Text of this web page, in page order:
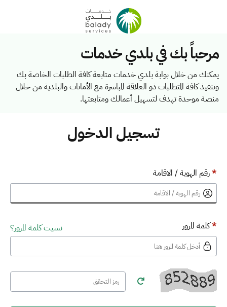
مرحباً بك في بلدي خدمات
يمكنك من خلال بوابة بلدي خدمات متابعة كافة الطلبات الخاصة بك
وتنفيذ كافة المتطلبات ذو العلاقة المباشرة مع الأمانات والبلدية من خلال
منصة موحدة تهدف لتسهيل أعمالك ومتابعتها.
تسجيل الدخول
*رقم الهوية / الاقامة
*كلمة المرور نسيت كلمة المرور؟